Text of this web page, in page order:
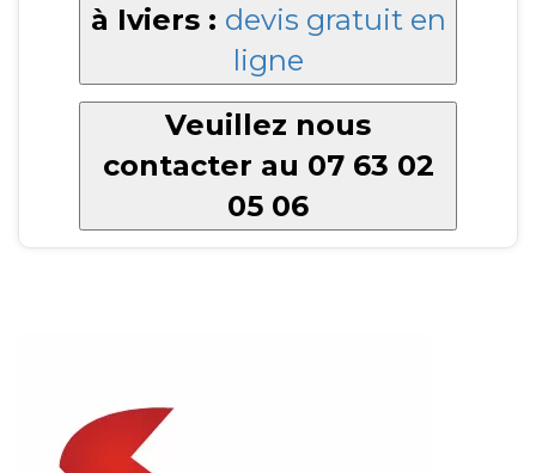
à Iviers : devis gratuit en
ligne
Veuillez nous
contacter au 07 63 02
05 06